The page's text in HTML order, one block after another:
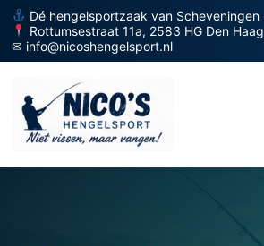
Dé hengelsportzaak van Scheveningen
Rottumsestraat 11a, 2583 HG Den Haag
✉ info@nicoshengelsport.nl